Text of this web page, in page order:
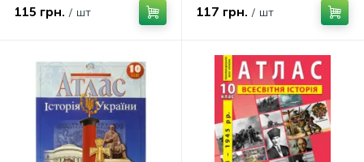
115 грн. / шт 117 грн. / шт